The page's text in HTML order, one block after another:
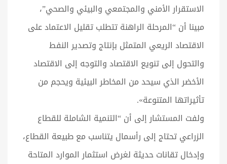
الاستقرار الأمني والمجتمعي والبيئي والصحي”،
مبينا أن “المرحلة الراهنة تتطلب تقليل الاعتماد على
الاقتصاد الريعي المتمثل بإنتاج وتصدير النفط
والتحول إلى تنويع الاقتصاد والتوجه إلى الاقتصاد
الأخضر الذي سيحد من المخاطر البيئية ويحجم من
تأثيراتها المتنوعة».
ولفت المستشار إلى أن “التنمية الشاملة للقطاع
الزراعي تحتاج إلى رأسمال يتناسب مع طبيعة القطاع،
وإدخال تقانات حديثة لغرض استثمار الموارد المتاحة